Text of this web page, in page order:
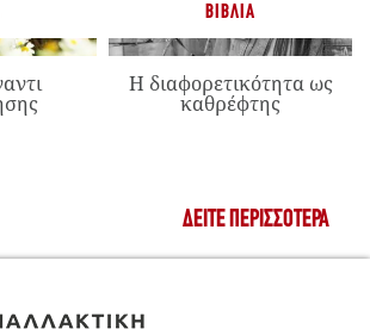
ΒΙΒΛΊΑ
Η διαφορετικότητα ως
καθρέφτης
ΔΕΊΤΕ ΠΕΡΙΣΣΌΤΕΡΑ